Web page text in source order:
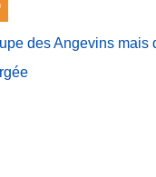
des Angevins mais